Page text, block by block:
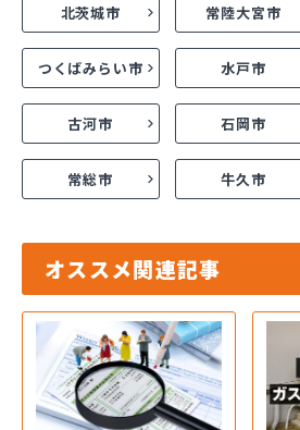
北茨城市 常陸大宮市
つくばみらい市 水戸市
古河市 石岡市
常総市 牛久市
オススメ関連記事